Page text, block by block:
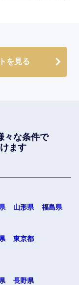
を見る
々な条件で
ます
山形県 福島県
東京都
長野県